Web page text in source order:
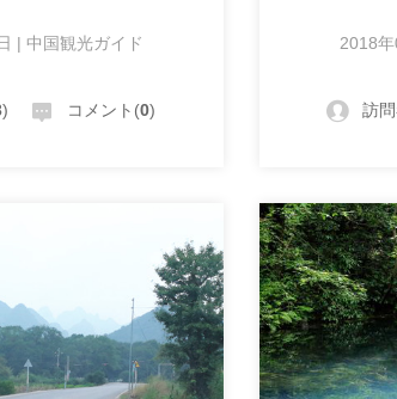
| 中国観光ガイド
) コメント(0)
2018
訪